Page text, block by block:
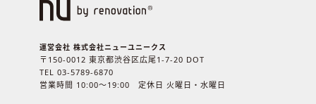
運営会社 株式会社ニューユニークス
〒150-0012 東京都渋谷区広尾1-7-20 DOT
TEL 03-5789-6870
営業時間 10:00〜19:00 定休日 火曜日・水曜日